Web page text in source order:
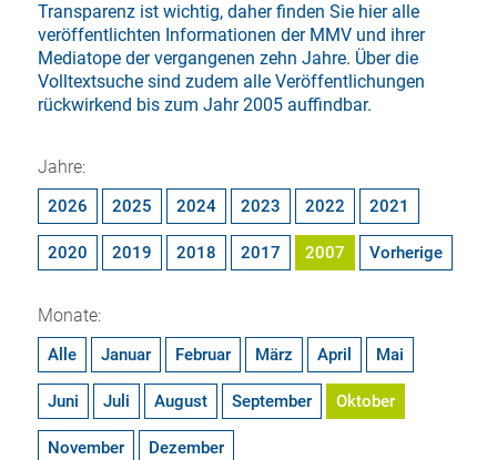
Transparenz ist wichtig, daher finden Sie hier alle
veröffentlichten Informationen der MMV und ihrer
Mediatope der vergangenen zehn Jahre. Über die
Volltextsuchesind zudem alle Veröffentlichungen
rückwirkend bis zum Jahr 2005 auffindbar.
Jahre:
2026 2025 2024 2023 2022 2021
2020 2019 2018 2017 2007 Vorherige
Monate:
Alle Januar Februar März April Mai
Juni Juli August September Oktober
November Dezember